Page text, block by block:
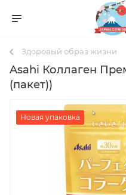
Здоровый образ жизни
Asahi Коллаген
(пакет))
Новая упаковка